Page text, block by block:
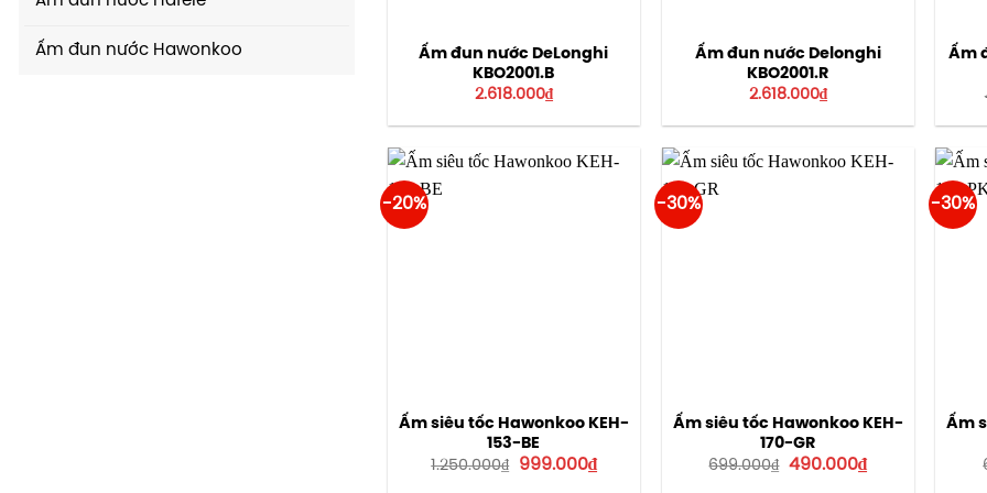
Ấm đun nước Hawonkoo
Ấm đun nước DeLonghi
KBO2001.B
2.618.000₫
Ấm đun nước Delonghi
KBO2001.R
2.618.000₫
Ấm
-20%
Ấm siêu tốc Hawonkoo KEH-
153-BE
1.250.000₫
Giá
999.000₫Giá
hiện
-30%
Ấm siêu tốc Hawonkoo KEH-
170-GR
699.000₫ Giá
490.000₫Giá
hiện
-30%
Ấm